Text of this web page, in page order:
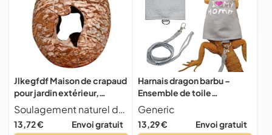
Jlkegfdf Maison de crapaud
pour jardin extérieur,
maison de grenouille en
résine en forme d'œuf de
dinosaure, fournitures
Soulagement naturel du stress cette grotte pour reptiles enrichit les habitats avec son d cor unique d'entr e irr guli re, fournissant une cachette de gecko s curis e qui soutient le soulagement du stress et l'engagement environnemental
13,72 € Envoi gratuit
Harnais dragon barbu –
Ensemble de toile
respirante lumineuse pour
reptile – Tenue de marche
réglable pour reptile |
Generic
13,29 € Envoi gratuit